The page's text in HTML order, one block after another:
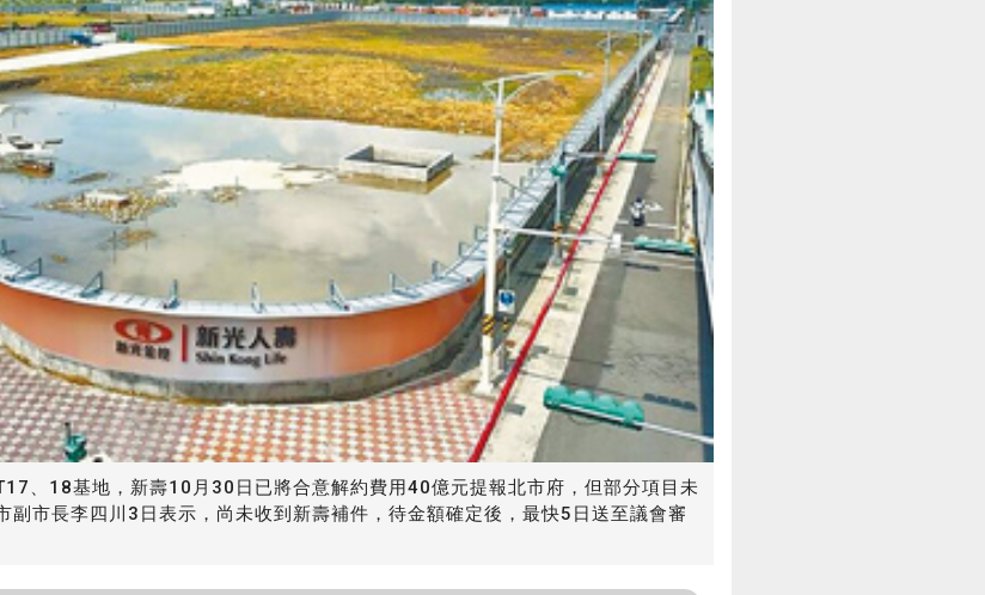
、18基地，新壽10月30日已將合意解約費用40億元提報北市府，但部分項目未
副市長李四川3日表示，尚未收到新壽補件，待金額確定後，最快5日送至議會審